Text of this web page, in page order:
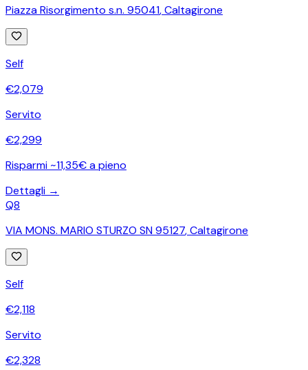
Piazza Risorgimento s.n. 95041,Caltagirone
Self
€2,079
Servito
€2,299
Risparmi ~11,35€ a pieno
Dettagli →
Q8
VIA MONS. MARIO STURZO SN 95127,Caltagirone
Self
€2,118
Servito
€2,328